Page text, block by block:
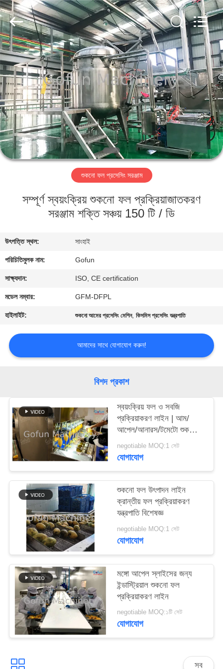
বাড়ি
পণ্য
ভিডিও
VR
প্রদর্শন
আমাদের
কারখানা
ভ্রমণ
মান
নিয়ন্ত্রণ
যোগাযোগ
করুন
মামলা
উদ্ধৃতির
জন্য
আবেদন
গোপনীয়তা
নীতি
Shanghai
Gofun
Machinery
Co.,
Ltd..
All
Rights
Reserved.
শুকনো ফল প্রসেসিং সরঞ্জাম
সম্পূর্ণ স্বয়ংক্রিয় শুকনো ফল প্রক্রিয়াজাতকরণ
সরঞ্জাম শক্তি সঞ্চয় 150 টি / ডি
উৎপত্তি স্থল: সাংহাই
পরিচিতিমুলক নাম: Gofun
সাক্ষ্যদান: ISO, CE certification
মডেল নম্বার: GFM-DFPL
হাইলাইট: শুকনো আমের প্রসেসিং মেশিন,কিসমিস প্রসেসিং যন্ত্রপাতি
আমাদের সাথে যোগাযোগ করুন!
বিশদ প্রকাশ
স্বয়ংক্রিয় ফল ও সবজি
প্রক্রিয়াকরণ লাইন | আম/
আপেল/আনারস/টমেটো শুকনো
ফল এবং সংরক্ষিত ফলের জন্য
negotiable MOQ:1 সেট
যোগাযোগ
শুকনো ফল উৎপাদন লাইন
ক্রান্তীয় ফল প্রক্রিয়াকরণ
যন্ত্রপাতি বিশেষজ্ঞ
negotiable MOQ:1 সেট
যোগাযোগ
মঙ্গো আপেল স্লাইসের জন্য
ইন্ডাস্ট্রিয়াল শুকনো ফল
প্রক্রিয়াকরণ লাইন
negotiable MOQ:১টি সেট
যোগাযোগ
সব